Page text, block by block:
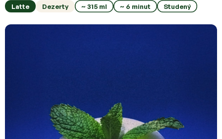
Latte Dezerty ~ 315 ml ~ 6 minut Studený